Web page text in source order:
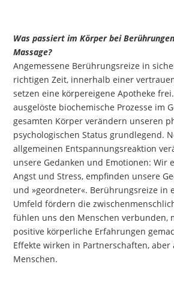
Was passiert im Körper bei
Massage?
Angemessene Berührungsreize in
richtigen Zeit, innerhalb einer
setzen eine körpereigene Apotheke
ausgelöste biochemische Prozesse im
gesamten Körper verändern unseren
psychologischen Status grundlegend.
allgemeinen Entspannungsreaktion
unsere Gedanken und Emotionen: Wir
Angst und Stress, empfinden unsere
und »geordneter«. Berührungsreize in
Umfeld fördern die
fühlen uns den Menschen verbunden,
positive körperliche Erfahrungen
Effekte wirken in Partnerschaften,
Menschen.